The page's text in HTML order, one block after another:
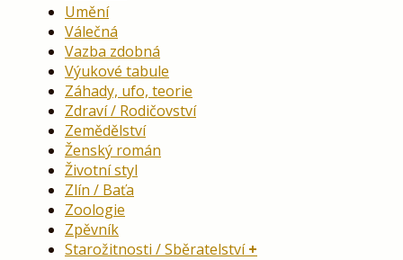
Umění
Válečná
Vazba zdobná
Výukové tabule
Záhady, ufo, teorie
Zdraví / Rodičovství
Zemědělství
Ženský román
Životní styl
Zlín / Baťa
Zoologie
Zpěvník
Starožitnosti / Sběratelství